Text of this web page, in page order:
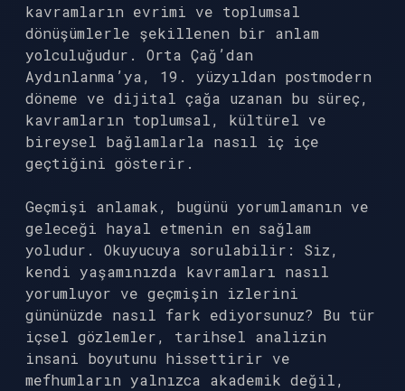
kavramların evrimi ve toplumsal
dönüşümlerle şekillenen bir anlam
yolculuğudur. Orta Çağ’dan
Aydınlanma’ya, 19. yüzyıldan postmodern
döneme ve dijital çağa uzanan bu süreç,
kavramların toplumsal, kültürel ve
bireysel bağlamlarla nasıl iç içe
geçtiğini gösterir.
Geçmişi anlamak, bugünü yorumlamanın ve
geleceği hayal etmenin en sağlam
yoludur. Okuyucuya sorulabilir: Siz,
kendi yaşamınızda kavramları nasıl
yorumluyor ve geçmişin izlerini
gününüzde nasıl fark ediyorsunuz? Bu tür
içsel gözlemler, tarihsel analizin
insani boyutunu hissettirir ve
mefhumların yalnızca akademik değil,